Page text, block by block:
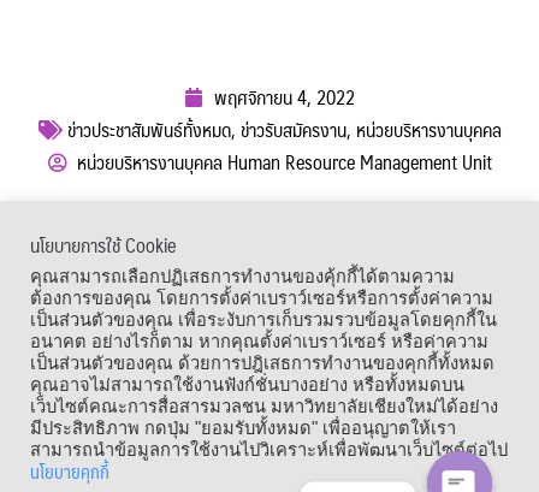
พฤศจิกายน 4, 2022
ข่าวประชาสัมพันธ์ทั้งหมด,ข่าวรับสมัครงาน, หน่วยบริหารงานบุคคล
หน่วยบริหารงานบุคคล Human Resource Management Unit
เมนูลัด
นโยบายการใช้ Cookie
คุณสามารถเลือกปฏิเสธการทำงานของคุ้กกี้ได้ตามความ
ต้องการของคุณ โดยการตั้งค่าเบราว์เซอร์หรือการตั้งค่าความ
เป็นส่วนตัวของคุณ เพื่อระงับการเก็บรวมรวบข้อมูลโดยคุกกี้ใน
อนาคต อย่างไรก็ตาม หากคุณตั้งค่าเบราว์เซอร์ หรือค่าความ
เป็นส่วนตัวของคุณ ด้วยการปฎิเสธการทำงานของคุกกี้ทั้งหมด
คุณอาจไม่สามารถใช้งานฟังก์ชั่นบางอย่าง หรือทั้งหมดบน
เว็บไซต์คณะการสื่อสารมวลชน มหาวิทยาลัยเชียงใหม่ได้อย่าง
มีประสิทธิภาพ กดปุ่ม "ยอมรับทั้งหมด" เพื่ออนุญาตให้เรา
สามารถนำข้อมูลการใช้งานไปวิเคราะห์เพื่อพัฒนาเว็บไซต์ต่อไป
นโยบายคุกกี้